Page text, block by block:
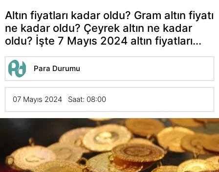
Altın fiyatları kadar oldu? Gram altın fiyatı
ne kadar oldu? Çeyrek altın ne kadar
oldu? İşte 7 Mayıs 2024 altın fiyatları...
Para Durumu
07 Mayıs 2024 Saat: 08:00